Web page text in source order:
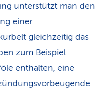
unterstützt man den
einer
gleichzeitig das
zum Beispiel
enthalten, eine